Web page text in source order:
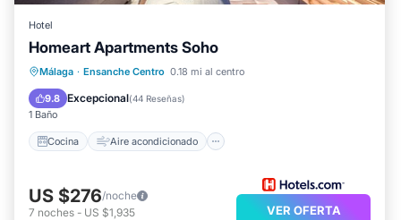
Hotel
Homeart Apartments Soho
Málaga · Ensanche Centro 0.18 mi al centro
9.8 Excepcional(44 Reseñas)
1 Baño
Cocina Aire acondicionado
Cocina Aire acondicionado
Apto para niños
US $276/noche
7 noches - US $1,935 VER OFERTA